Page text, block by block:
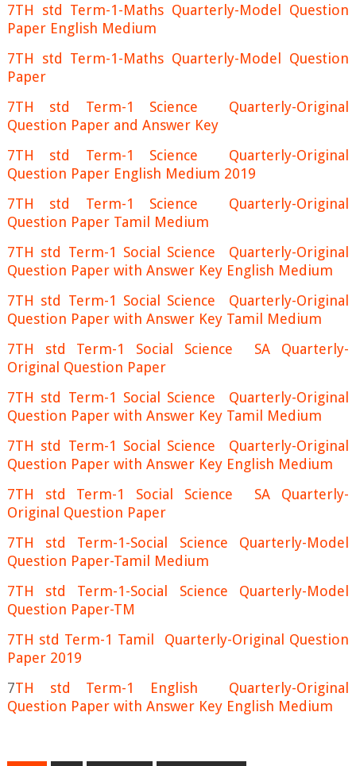
7TH std Term-1-Maths Quarterly-Model Question
Paper English Medium
7TH std Term-1-Maths Quarterly-Model Question
Paper
7TH std Term-1 Science Quarterly-Original
Question Paper and Answer Key
7TH std Term-1 Science Quarterly-Original
Question Paper English Medium 2019
7TH std Term-1 Science Quarterly-Original
Question Paper Tamil Medium
7TH std Term-1 Social Science Quarterly-Original
Question Paper with Answer Key English Medium
7TH std Term-1 Social Science Quarterly-Original
Question Paper with Answer Key Tamil Medium
7TH std Term-1 Social Science SA Quarterly-
Original Question Paper
7TH std Term-1 Social Science Quarterly-Original
Question Paper with Answer Key Tamil Medium
7TH std Term-1 Social Science Quarterly-Original
Question Paper with Answer Key English Medium
7TH std Term-1 Social Science SA Quarterly-
Original Question Paper
7TH std Term-1-Social Science Quarterly-Model
Question Paper-Tamil Medium
7TH std Term-1-Social Science Quarterly-Model
Question Paper-TM
7TH std Term-1 Tamil Quarterly-Original Question
Paper 2019
7TH std Term-1 English Quarterly-Original
Question Paper with Answer Key English Medium